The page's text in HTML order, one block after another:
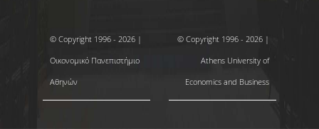
© Copyright 1996 - 2026 |
Οικονομικό Πανεπιστήμιο
Αθηνών
© Copyright 1996 - 2026 |
Athens University of
Economics and Business